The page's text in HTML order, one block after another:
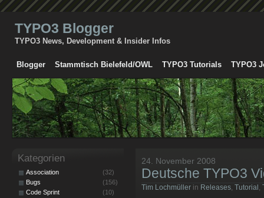
TYPO3 Blogger
TYPO3 News, Development & Insider Infos
Blogger Stammtisch Bielefeld/OWL TYPO3 Tutorials TYPO3
24. November 2008
Deutsche TYPO3
Tim Lochmüller in Releases, Tutorial ,
Kategorien
Association
(32)
Bugs
(156)
Code Sprint
(10)